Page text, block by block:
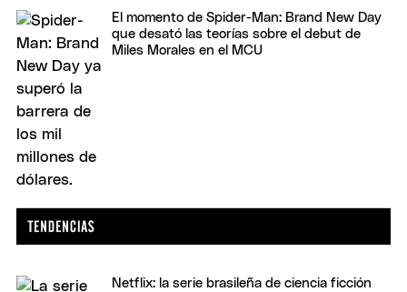
El momento de Spider-Man: Brand New Day
que desató las teorías sobre el debut de
Miles Morales en el MCU
Netflix: la serie brasileña de ciencia ficción